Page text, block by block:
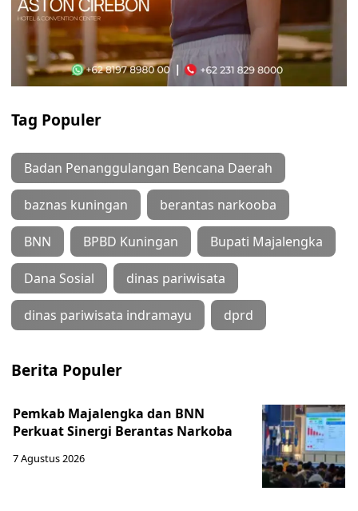
Tag Populer
Badan Penanggulangan Bencana Daerah
baznas kuningan berantas narkooba
BNN BPBD Kuningan Bupati Majalengka
Dana Sosial dinas pariwisata
dinas pariwisata indramayu dprd
Berita Populer
Pemkab Majalengka dan BNN
Perkuat Sinergi Berantas Narkoba
7 Agustus 2026